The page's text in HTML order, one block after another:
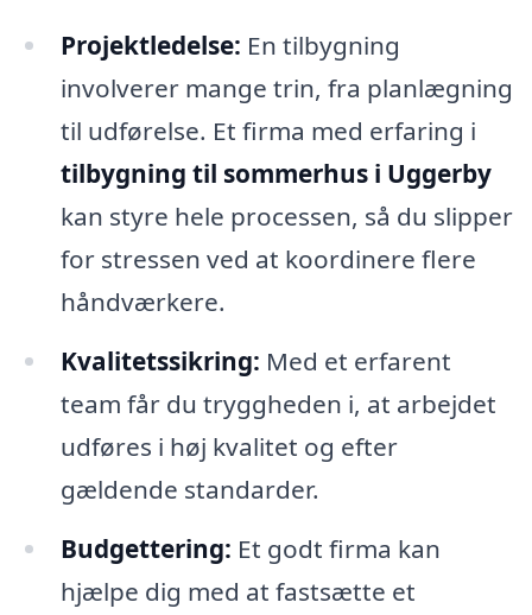
Projektledelse: En tilbygning
involverer mange trin, fra planlægning
til udførelse. Et firma med erfaring i
tilbygning til sommerhus i Uggerby
kan styre hele processen, så du slipper
for stressen ved at koordinere flere
håndværkere.
Kvalitetssikring: Med et erfarent
team får du tryggheden i, at arbejdet
udføres i høj kvalitet og efter
gældende standarder.
Budgettering: Et godt firma kan
hjælpe dig med at fastsætte et